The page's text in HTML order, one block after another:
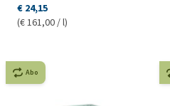
€ 24,15
(€ 161,00 / l)
Abo